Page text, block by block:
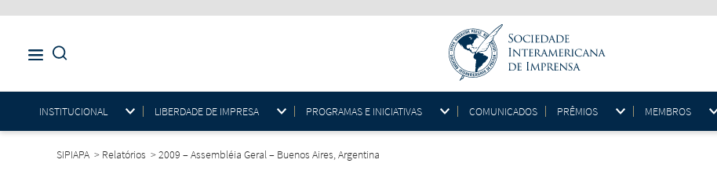
INSTITUCIONAL LIBERDADE DE IMPRESA PROGRAMAS E INICIATIVAS COMUNICADOS PRÊMIOS MEMBROS
SIPIAPA > Relatórios >2009 – Assembléia Geral – Buenos Aires, Argentina